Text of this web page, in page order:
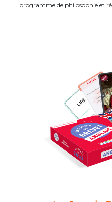
programme de philosophie et